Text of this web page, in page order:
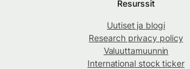
Resurssit
Uutiset ja blogi
Research privacy policy
Valuuttamuunnin
International stock ticker